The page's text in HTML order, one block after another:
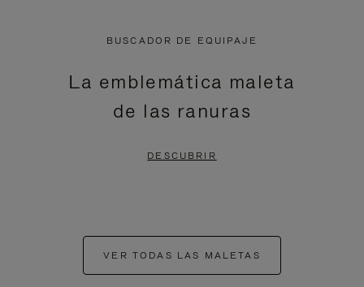
BUSCADOR DE EQUIPAJE
La emblemática maleta
de las ranuras
DESCUBRIR
VER TODAS LAS MALETAS